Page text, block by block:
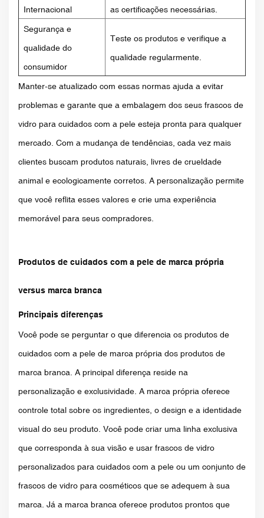
Internacional
as certificações necessárias.
Segurança e
qualidade do
consumidor
Teste os produtos e verifique a
qualidade regularmente.
Manter-se atualizado com essas normas ajuda a evitar
problemas e garante que a embalagem dos seus frascos de
vidro para cuidados com a pele esteja pronta para qualquer
mercado. Com a mudança de tendências, cada vez mais
clientes buscam produtos naturais, livres de crueldade
animal e ecologicamente corretos. A personalização permite
que você reflita esses valores e crie uma experiência
memorável para seus compradores.
Produtos de cuidados com a pele de marca própria
versus marca branca
Principais diferenças
Você pode se perguntar o que diferencia os produtos de
cuidados com a pele de marca própria dos produtos de
marca branca. A principal diferença reside na
personalização e exclusividade. A marca própria oferece
controle total sobre os ingredientes, o design e a identidade
visual do seu produto. Você pode criar uma linha exclusiva
que corresponda à sua visão e usar frascos de vidro
personalizados para cuidados com a pele ou um conjunto de
frascos de vidro para cosméticos que se adequem à sua
marca. Já a marca branca oferece produtos prontos que